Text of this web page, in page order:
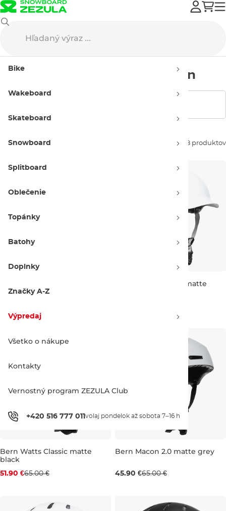
Bike
Wakeboard
Skateboard
Snowboard
Splitboard
Oblečenie
Topánky
Batohy
Doplnky
Značky A-Z
Výpredaj
Všetko o nákupe
Kontakty
Vernostný program ZEZULA Club
+420 516 777 011 volaj pondelok až sobota 7–16 h
Dámske prilby na skate Bern
Zoradiť podľa: 8 produktov
Zľava -21 %
S M L
black
Bern Watts Classic matte
Zľava -20 %
Bern Watts Classic matte
black
51.90 €65.00 €
Bern Macon 2.0 matte grey
45.90 €65.00 €